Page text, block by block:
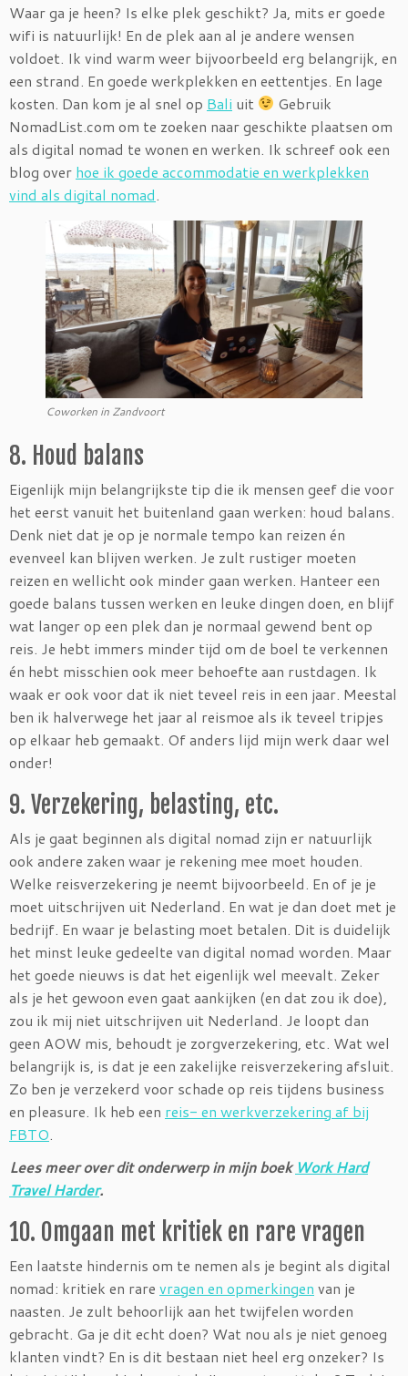
Waar ga je heen? Is elke plek geschikt? Ja, mits er goede
wifi is natuurlijk! En de plek aan al je andere wensen
voldoet. Ik vind warm weer bijvoorbeeld erg belangrijk, en
een strand. En goede werkplekken en eettentjes. En lage
kosten. Dan kom je al snel op Bali uit
Gebruik
NomadList.com om te zoeken naar geschikte plaatsen om
als digital nomad te wonen en werken. Ik schreef ook een
blog over hoe ik goede accommodatie en werkplekken
vind als digital nomad
Coworken in Zandvoort
8. Houd balans
Eigenlijk mijn belangrijkste tip die ik mensen geef die voor
het eerst vanuit het buitenland gaan werken: houd balans.
Denk niet dat je op je normale tempo kan reizen én
evenveel kan blijven werken. Je zult rustiger moeten
reizen en wellicht ook minder gaan werken. Hanteer een
goede balans tussen werken en leuke dingen doen, en blijf
wat langer op een plek dan je normaal gewend bent op
reis. Je hebt immers minder tijd om de boel te verkennen
én hebt misschien ook meer behoefte aan rustdagen. Ik
waak er ook voor dat ik niet teveel reis in een jaar. Meestal
ben ik halverwege het jaar al reismoe als ik teveel tripjes
op elkaar heb gemaakt. Of anders lijd mijn werk daar wel
onder!
9. Verzekering, belasting, etc.
Als je gaat beginnen als digital nomad zijn er natuurlijk
ook andere zaken waar je rekening mee moet houden.
Welke reisverzekering je neemt bijvoorbeeld. En of je je
moet uitschrijven uit Nederland. En wat je dan doet met je
bedrijf. En waar je belasting moet betalen. Dit is duidelijk
het minst leuke gedeelte van digital nomad worden. Maar
het goede nieuws is dat het eigenlijk wel meevalt. Zeker
als je het gewoon even gaat aankijken (en dat zou ik doe),
zou ik mij niet uitschrijven uit Nederland. Je loopt dan
geen AOW mis, behoudt je zorgverzekering, etc. Wat wel
belangrijk is, is dat je een zakelijke reisverzekering afsluit.
Zo ben je verzekerd voor schade op reis tijdens business
en pleasure. Ik heb een reis- en werkverzekering af bij
FBTO.
Lees meer over dit onderwerp in mijn boek Work Hard
Travel Harder.
10. Omgaan met kritiek en rare vragen
Een laatste hindernis om te nemen als je begint als digital
nomad: kritiek en rare vragen en opmerkingen van je
naasten. Je zult behoorlijk aan het twijfelen worden
gebracht. Ga je dit echt doen? Wat nou als je niet genoeg
klanten vindt? En is dit bestaan niet heel erg onzeker? Is